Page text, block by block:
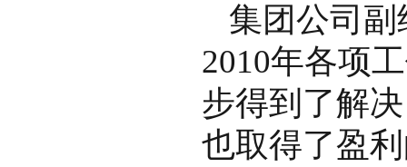
集团公司
2010年各项
步得到了解
也取得了盈